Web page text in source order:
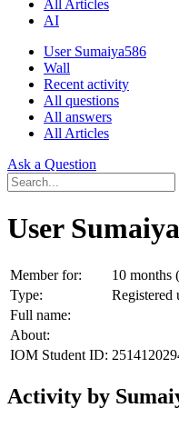
All Articles
AI
User Sumaiya586
Wall
Recent activity
All questions
All answers
All Articles
Ask a Question
User
Member for:
10 months
Type:
Registered
Full name:
About:
IOM Student ID:
Activity by